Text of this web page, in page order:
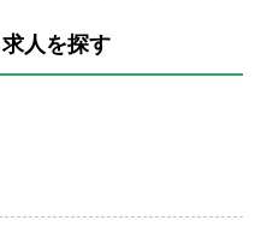
人を探す